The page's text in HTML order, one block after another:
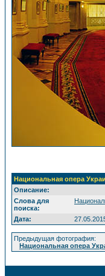
Национальная опера
Описание:
Слова для
поиска:
Дата:
Предыдущая фотография:
Национальная опера